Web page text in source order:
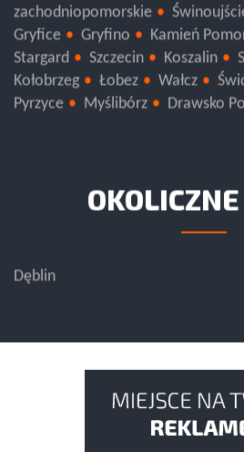
zachodniopomorskie
Gryfice
Gryfino Kamień
Stargard
Szczecin Koszalin
Kołobrzeg
Łobez Wałcz
Pyrzyce
Myślibórz Drawsko
OKOLICZNE
Dęblin